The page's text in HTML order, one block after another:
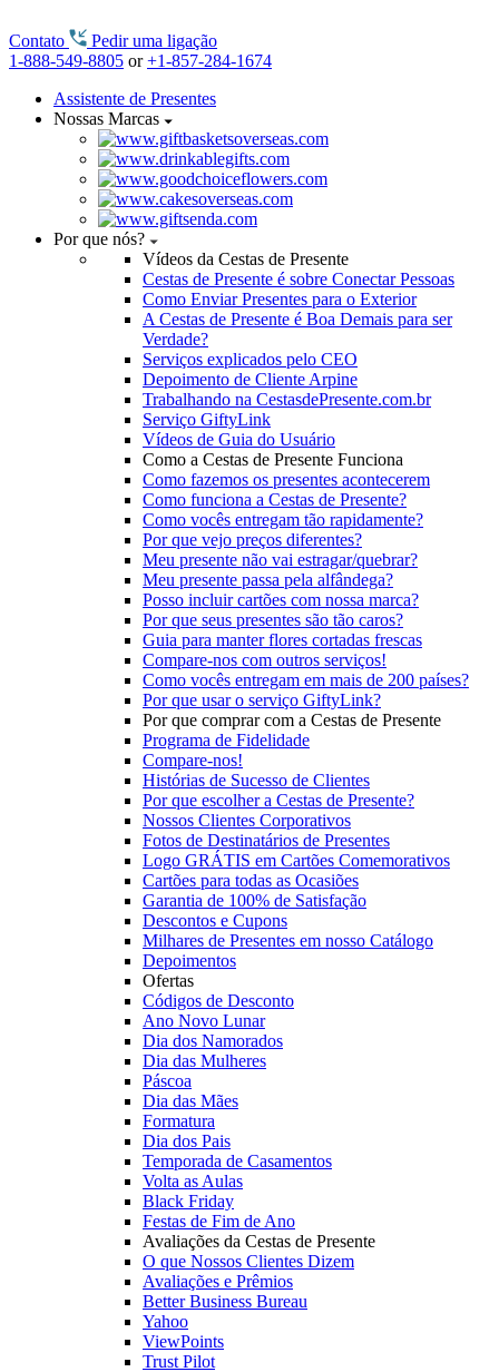
Contato
Pedir uma ligação
1-888-549-8805 or+1-857-284-1674
Assistente de Presentes
Nossas Marcas
Por que nós?
Vídeos da Cestas de Presente
Cestas de Presente é sobre Conectar Pessoas
Como Enviar Presentes para o Exterior
A Cestas de Presente é Boa Demais para ser
Verdade?
Serviços explicados pelo CEO
Depoimento de Cliente Arpine
Trabalhando na CestasdePresente.com.br
Serviço GiftyLink
Vídeos de Guia do Usuário
Como a Cestas de Presente Funciona
Como fazemos os presentes acontecerem
Como funciona a Cestas de Presente?
Como vocês entregam tão rapidamente?
Por que vejo preços diferentes?
Meu presente não vai estragar/quebrar?
Meu presente passa pela alfândega?
Posso incluir cartões com nossa marca?
Por que seus presentes são tão caros?
Guia para manter flores cortadas frescas
Compare-nos com outros serviços!
Como vocês entregam em mais de 200 países?
Por que usar o serviço GiftyLink?
Por que comprar com a Cestas de Presente
Programa de Fidelidade
Compare-nos!
Histórias de Sucesso de Clientes
Por que escolher a Cestas de Presente?
Nossos Clientes Corporativos
Fotos de Destinatários de Presentes
Logo GRÁTIS em Cartões Comemorativos
Cartões para todas as Ocasiões
Garantia de 100% de Satisfação
Descontos e Cupons
Milhares de Presentes em nosso Catálogo
Depoimentos
Ofertas
Códigos de Desconto
Ano Novo Lunar
Dia dos Namorados
Dia das Mulheres
Páscoa
Dia das Mães
Formatura
Dia dos Pais
Temporada de Casamentos
Volta as Aulas
Black Friday
Festas de Fim de Ano
Avaliações da Cestas de Presente
O que Nossos Clientes Dizem
Avaliações e Prêmios
Better Business Bureau
Yahoo
ViewPoints
Trust Pilot